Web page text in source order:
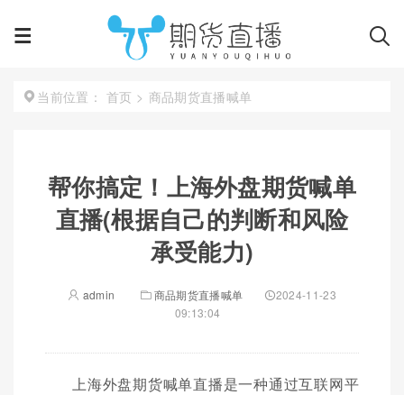
当前位置： 首页 > 商品期货直播喊单
帮你搞定！上海外盘期货喊单
直播(根据自己的判断和风险
承受能力)
admin 商品期货直播喊单
2024-11-23
09:13:04
上海外盘期货喊单直播是一种通过互联网平